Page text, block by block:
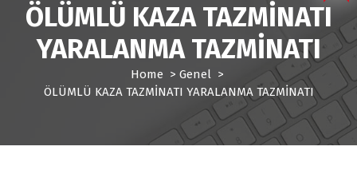
ÖLÜMLÜ KAZA TAZMİNATI
YARALANMA TAZMİNATI
Home > Genel>
ÖLÜMLÜ KAZA TAZMİNATI YARALANMA TAZMİNATI